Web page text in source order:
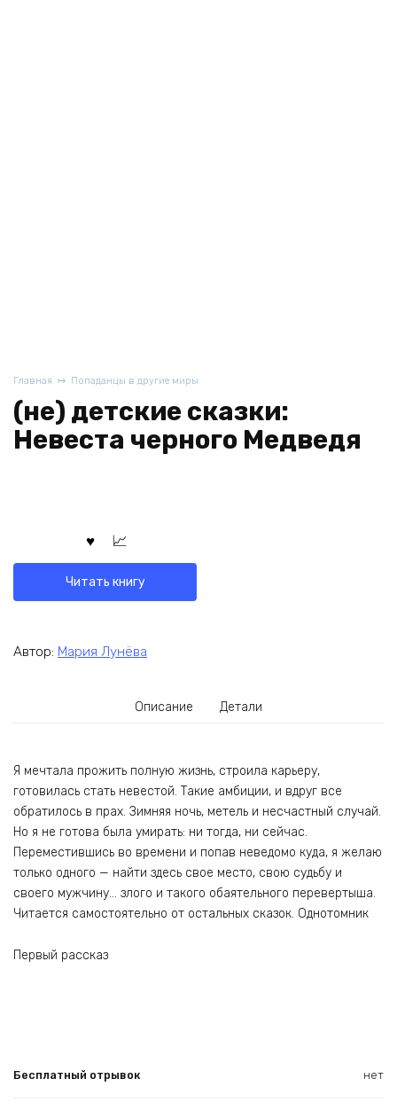
Главная Попаданцы в другие миры
(не) детские сказки:
Невеста черного Медведя
Читать книгу
Автор: Мария Лунёва
Описание Детали
Я мечтала прожить полную жизнь, строила карьеру,
готовилась стать невестой. Такие амбиции, и вдруг все
обратилось в прах. Зимняя ночь, метель и несчастный случай.
Но я не готова была умирать: ни тогда, ни сейчас.
Переместившись во времени и попав неведомо куда, я желаю
только одного — найти здесь свое место, свою судьбу и
своего мужчину… злого и такого обаятельного перевертыша.
Читается самостоятельно от остальных сказок. Однотомник
Первый рассказ
Бесплатный отрывок нет